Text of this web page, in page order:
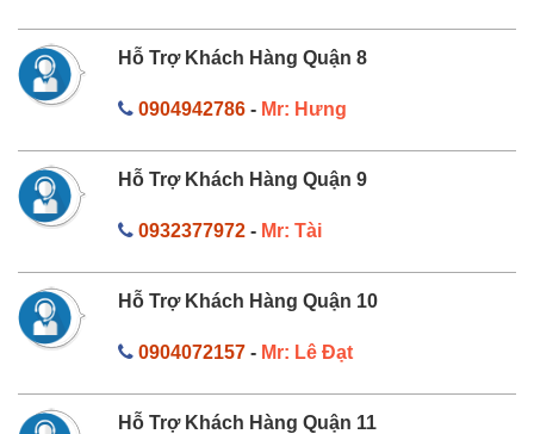
Hỗ Trợ Khách Hàng Quận 8
0904942786- Mr: Hưng
Hỗ Trợ Khách Hàng Quận 9
0932377972- Mr: Tài
Hỗ Trợ Khách Hàng Quận 10
0904072157- Mr: Lê Đạt
Hỗ Trợ Khách Hàng Quận 11